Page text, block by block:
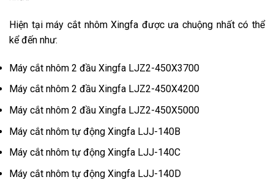
Hiện tại máy cắt nhôm Xingfa được ưa chuộng nhất có thể
kể đến như:
Máy cắt nhôm 2 đầu Xingfa LJZ2-450X3700
Máy cắt nhôm 2 đầu Xingfa LJZ2-450X4200
Máy cắt nhôm 2 đầu Xingfa LJZ2-450X5000
Máy cắt nhôm tự động Xingfa LJJ-140B
Máy cắt nhôm tự động Xingfa LJJ-140C
Máy cắt nhôm tự động Xingfa LJJ-140D